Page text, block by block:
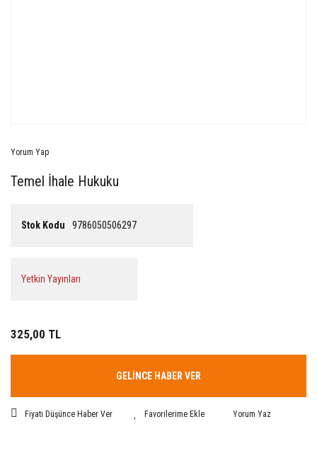
Yorum Yap
Temel İhale Hukuku
Stok Kodu 9786050506297
Yetkin Yayınları
325,00 TL
GELİNCE HABER VER
Fiyatı Düşünce Haber Ver Yorum Yaz